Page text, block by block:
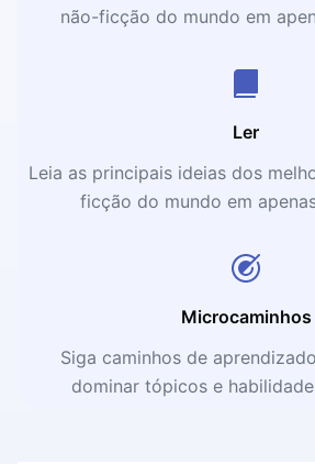
não-ficção do mundo em
Ler
Leia as principais ideias dos
ficção do mundo em
Microcaminhos
Siga caminhos de
dominar tópicos e